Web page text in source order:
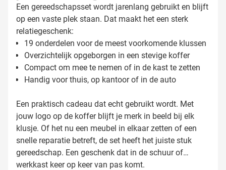
Een gereedschapsset wordt jarenlang gebruikt en blijft
op een vaste plek staan. Dat maakt het een sterk
relatiegeschenk:
19 onderdelen voor de meest voorkomende klussen
Overzichtelijk opgeborgen in een stevige koffer
Compact om mee te nemen of in de kast te zetten
Handig voor thuis, op kantoor of in de auto
Een praktisch cadeau dat echt gebruikt wordt. Met
jouw logo op de koffer blijft je merk in beeld bij elk
klusje. Of het nu een meubel in elkaar zetten of een
snelle reparatie betreft, de set heeft het juiste stuk
gereedschap. Een geschenk dat in de schuur of
werkkast keer op keer van pas komt.